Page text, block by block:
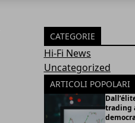
CATEGORIE
Hi-Fi News
Uncategorized
ARTICOLI POPOLARI
trading